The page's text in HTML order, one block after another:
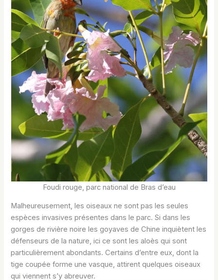
Foudi rouge, parc national de Bras d’eau
Malheureusement, les oiseaux ne sont pas les seules
espèces invasives présentes dans le parc. Si dans les
gorges de rivière noire les goyaves de Chine inquiètent les
défenseurs de la nature, ici ce sont les aloès qui sont
particulièrement abondants. Certains d’entre eux, dont la
tige coupée forme une vasque, attirent quelques oiseaux
qui viennent s’y abreuver.